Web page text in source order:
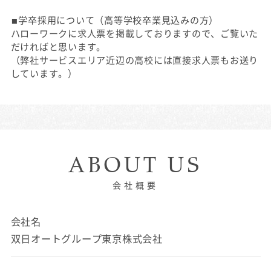
■学卒採用について（高等学校卒業見込みの方）
ハローワークに求人票を掲載しておりますので、ご覧いた
だければと思います。
（弊社サービスエリア近辺の高校には直接求人票もお送り
しています。）
ABOUT US
会社概要
会社名
双日オートグループ東京株式会社